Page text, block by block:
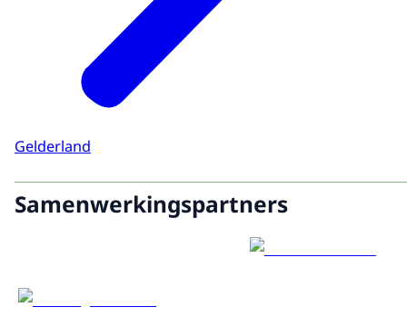
Gelderland
Samenwerkingspartners